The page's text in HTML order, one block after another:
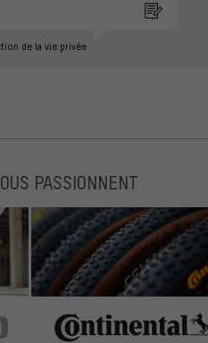
de la vie privée
PASSIONNENT